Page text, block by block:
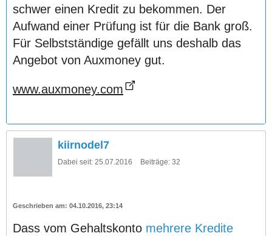
schwer einen Kredit zu bekommen. Der
Aufwand einer Prüfung ist für die Bank groß.
Für Selbstständige gefällt uns deshalb das
Angebot von Auxmoney gut.
www.auxmoney.com
kiirnodel7
Dabei seit: 25.07.2016 Beiträge: 32
04.10.2016, 23:14
Dass vom Gehaltskonto mehrere Kredite